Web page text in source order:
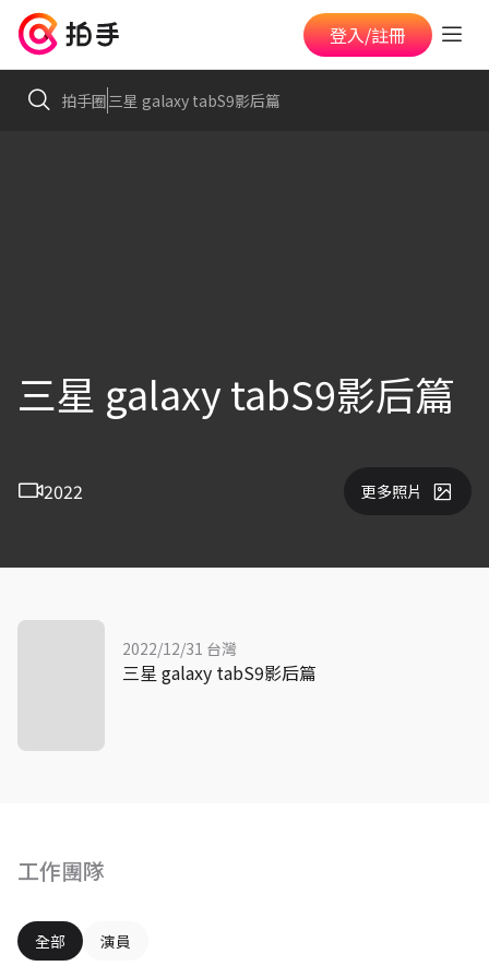
登入/註冊
拍手圈三星 galaxy tabS9影后篇
三星 galaxy tabS9影后篇
2022 更多照片
工作團隊
全部 演員
2022/12/31 台灣
三星 galaxy tabS9影后篇